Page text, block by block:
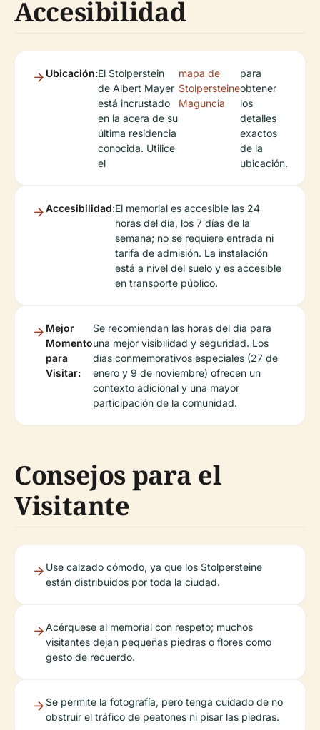
Accesibilidad
Ubicación:El Stolperstein
de Albert Mayer
está incrustado
en la acera de su
última residencia
conocida. Utilice
el
mapa de
Stolpersteine
Maguncia
para
obtener
los
detalles
exactos
de la
ubicación.
Accesibilidad:El memorial es accesible las 24
horas del día, los 7 días de la
semana; no se requiere entrada ni
tarifa de admisión. La instalación
está a nivel del suelo y es accesible
en transporte público.
Mejor
Momento
para
Visitar:
Se recomiendan las horas del día para
una mejor visibilidad y seguridad. Los
días conmemorativos especiales (27 de
enero y 9 de noviembre) ofrecen un
contexto adicional y una mayor
participación de la comunidad.
Consejos para el
Visitante
Use calzado cómodo, ya que los Stolpersteine
están distribuidos por toda la ciudad.
Acérquese al memorial con respeto; muchos
visitantes dejan pequeñas piedras o flores como
gesto de recuerdo.
Se permite la fotografía, pero tenga cuidado de no
obstruir el tráfico de peatones ni pisar las piedras.